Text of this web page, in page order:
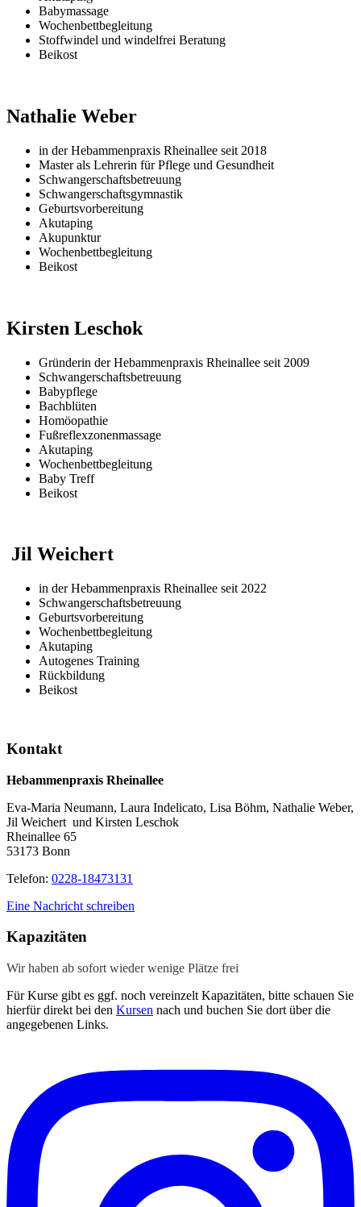
Babymassage
Wochenbettbegleitung
Stoffwindel und windelfrei Beratung
Beikost
Nathalie Weber
in der Hebammenpraxis Rheinallee seit 2018
Master als Lehrerin für Pflege und Gesundheit
Schwangerschaftsbetreuung
Schwangerschaftsgymnastik
Geburtsvorbereitung
Akutaping
Akupunktur
Wochenbettbegleitung
Beikost
Kirsten Leschok
Gründerin der Hebammenpraxis Rheinallee seit 2009
Schwangerschaftsbetreuung
Babypflege
Bachblüten
Homöopathie
Fußreflexzonenmassage
Akutaping
Wochenbettbegleitung
Baby Treff
Beikost
Jil Weichert
in der Hebammenpraxis Rheinallee seit 2022
Schwangerschaftsbetreuung
Geburtsvorbereitung
Wochenbettbegleitung
Akutaping
Autogenes Training
Rückbildung
Beikost
Kontakt
Hebammenpraxis Rheinallee
Eva-Maria Neumann, Laura Indelicato, Lisa Böhm, Nathalie Weber,
Jil Weichert und Kirsten Leschok
Rheinallee 65
53173 Bonn
Telefon: 0228-18473131
Eine Nachricht schreiben
Kapazitäten
Wir haben ab sofort wieder wenige Plätze frei
Für Kurse gibt es ggf. noch vereinzelt Kapazitäten, bitte schauen Sie
hierfür direkt bei den Kursen nach und buchen Sie dort über die
angegebenen Links.